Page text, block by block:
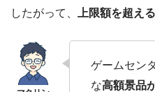
したがって、 上限額を超え
ゲームセン
な高額景品